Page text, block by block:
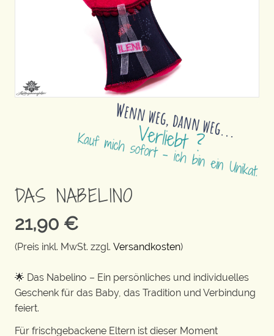
DAS NABELINO
21,90 €
(Preis inkl. MwSt. zzgl. Versandkosten)
🌟 Das Nabelino – Ein persönliches und individuelles
Geschenk für das Baby, das Tradition und Verbindung
feiert.
Für frischgebackene Eltern ist dieser Moment